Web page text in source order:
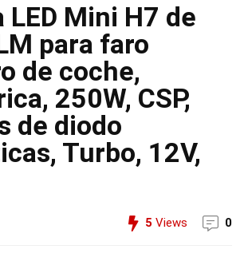
LED Mini H7 de
para faro
de coche,
250W, CSP,
de diodo
Turbo, 12V,
5 Views 0